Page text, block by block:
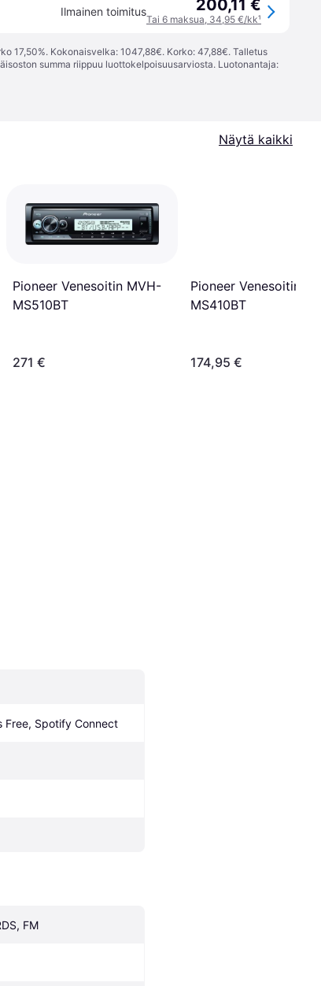
Ilmainen toimitus 200,11 €
Tai 6 maksua, 34,95 €/kk¹
17,50%. Kokonaisvelka: 1047,88€. Korko: 47,88€. Talletus
summa riippuu luottokelpoisuusarviosta. Luotonantaja:
Näytä kaikki
Pioneer Venesoitin MVH-
MS510BT
271 €
Pioneer Venesoitin
MS410BT
174,95 €
Free, Spotify Connect
FM